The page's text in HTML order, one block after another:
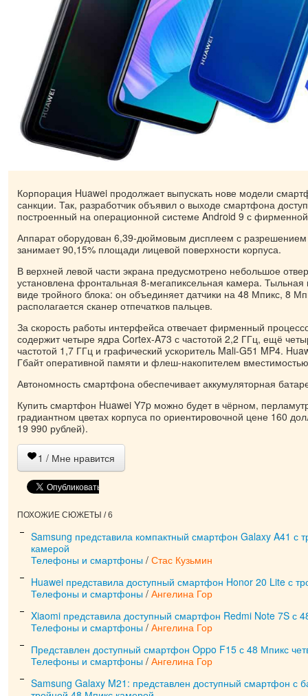
Корпорация Huawei продолжает выпускать нове модели
санкции. Так, разработчик объявил о выходе смартфона
построенный на операционной системе Android 9 с
Аппарат оборудован 6,39-дюймовым дисплеем с разрешением
занимает 90,15% площади лицевой поверхности корпуса.
В верхней левой части экрана предусмотрено небольшое
установлена фронтальная 8-мегапиксельная камера.
виде тройного блока: он объединяет датчики на 48 Мпикс, 8
располагается сканер отпечатков пальцев.
За скорость работы интерфейса отвечает фирменный
содержит четыре ядра Cortex-A73 с частотой 2,2 ГГц, ещё
частотой 1,7 ГГц и графический ускоритель Mali-G51 MP4.
Гбайт оперативной памяти и флеш-накопителем
Автономность смартфона обеспечивает аккумуляторная
Купить смартфон Huawei Y7p можно будет в чёрном,
градиантном цветах корпуса по ориентировочной цене 160
19 990 рублей).
1 / Мне нравится
ПОХОЖИЕ СЮЖЕТЫ / 6
Samsung представила компактный смартфон Galaxy A41 с
камерой
Телефоны и смартфоны / Стас Кузьмин
Huawei представила доступный смартфон Honor 20 Lite с
Телефоны и смартфоны / Ангелина Гор
Xiaomi представила доступный смартфон Redmi Note 7S с
Телефоны и смартфоны / Ангелина Гор
Представлен доступный смартфон Oppo F15 с 48 Мпикс
Телефоны и смартфоны / Ангелина Гор
Samsung Galaxy M21: представлен доступный смартфон с